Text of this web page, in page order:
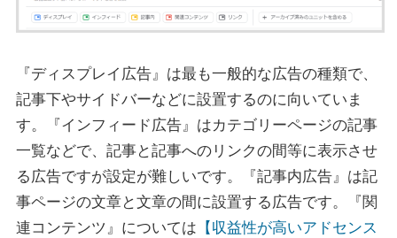
『ディスプレイ広告』は最も一般的な広告の種類で、
記事下やサイドバーなどに設置するのに向いていま
す。『インフィード広告』はカテゴリーページの記事
一覧などで、記事と記事へのリンクの間等に表示させ
る広告ですが設定が難しいです。『記事内広告』は記
事ページの文章と文章の間に設置する広告です。『関
連コンテンツ』については 【収益性が高いアドセンス